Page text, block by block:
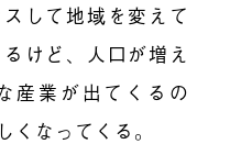
して地域を変えて
けど、人口が増え
産業が出てくるの
くなってくる。